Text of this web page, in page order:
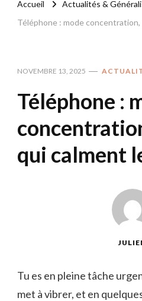
Accueil
Actualités &
Téléphone : mode
NOVEMBRE 13, 2025
Téléphone :
qui calment
Tu es en pleine tâche
met à vibrer, et en